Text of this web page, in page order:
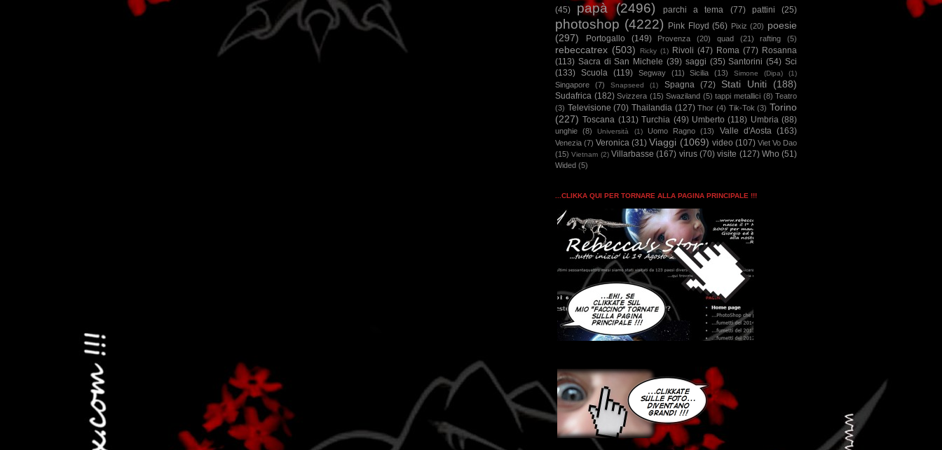
(45)
papà (2496) parchi a tema (77) pattini (25)
photoshop (4222) Pink Floyd (56) Pixiz (20) poesie
(297)
Portogallo (149) Provenza (20) quad (21) rafting (5)
rebeccatrex (503) Ricky (1) Rivoli (47) Roma (77) Rosanna
(113) Sacra di San Michele (39) saggi (35) Santorini (54) Sci
(133) Scuola (119) Segway (11) Sicilia (13) Simone (Dipa) (1)
Singapore (7) Snapseed (1) Spagna (72) Stati Uniti (188)
Sudafrica (182) Svizzera (15) Swaziland (5) tappi metallici (8) Teatro
(3) Televisione (70) Thailandia (127) Thor (4) Tik-Tok (3) Torino
(227) Toscana (131) Turchia (49) Umberto (118) Umbria (88)
unghie (8) Università (1) Uomo Ragno (13) Valle d'Aosta (163)
Venezia (7) Veronica (31) Viaggi (1069) video (107) Viet Vo Dao
(15) Vietnam (2) Villarbasse (167) virus (70) visite (127) Who (51)
Wided (5)
...CLIKKA QUI PER TORNARE ALLA PAGINA PRINCIPALE !!!